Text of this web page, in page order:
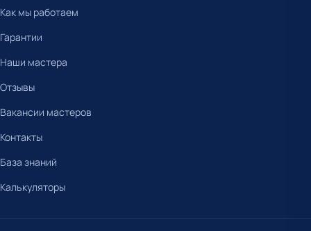
Как мы работаем
Гарантии
Наши мастера
Отзывы
Вакансии мастеров
Контакты
База знаний
Калькуляторы